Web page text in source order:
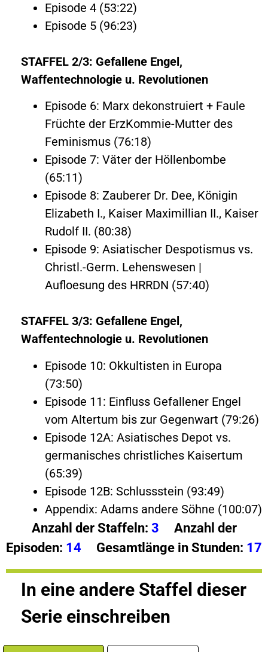
Episode 4 (53:22)
Episode 5 (96:23)
STAFFEL 2/3: Gefallene Engel,
Waffentechnologie u. Revolutionen
Episode 6: Marx dekonstruiert + Faule
Früchte der ErzKommie-Mutter des
Feminismus (76:18)
Episode 7: Väter der Höllenbombe
(65:11)
Episode 8: Zauberer Dr. Dee, Königin
Elizabeth I., Kaiser Maximillian II., Kaiser
Rudolf II. (80:38)
Episode 9: Asiatischer Despotismus vs.
Christl.-Germ. Lehenswesen |
Aufloesung des HRRDN (57:40)
STAFFEL 3/3: Gefallene Engel,
Waffentechnologie u. Revolutionen
Episode 10: Okkultisten in Europa
(73:50)
Episode 11: Einfluss Gefallener Engel
vom Altertum bis zur Gegenwart (79:26)
Episode 12A: Asiatisches Depot vs.
germanisches christliches Kaisertum
(65:39)
Episode 12B: Schlussstein (93:49)
Appendix: Adams andere Söhne (100:07)
Anzahl der Staffeln: 3 Anzahl der
Episoden: 14 Gesamtlänge in Stunden: 17
In eine andere Staffel dieser
Serie einschreiben